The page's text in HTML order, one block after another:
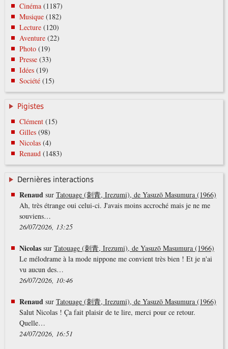
Cinéma (1187)
Musique (182)
Lecture (120)
Aventure (22)
Photo (19)
Presse (33)
Idées (19)
Société (15)
Pigistes
Clément(15)
Gilles(98)
Nicolas(4)
Renaud(1483)
Dernières interactions
Renaudsur Tatouage (刺青, Irezumi), de Yasuzō Masumura (1966)
Ah, très étrange oui celui-ci. J'avais moins accroché mais je ne me
souviens…
26/07/2026, 13:25
Nicolassur Tatouage (刺青, Irezumi), de Yasuzō Masumura (1966)
Le mélodrame à la mode nippone me convient très bien ! Et je n'ai
vu aucun des…
26/07/2026, 10:46
Renaudsur Tatouage (刺青, Irezumi), de Yasuzō Masumura (1966)
Salut Nicolas ! Ça fait plaisir de te lire, merci pour ce retour.
Quelle…
24/07/2026, 16:51